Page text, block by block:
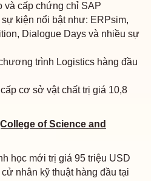
và cấp chứng chỉ SAP
kiện nổi bật như: ERPsim,
Dialogue Days và nhiều sự
trình Logistics hàng đầu
cơ sở vật chất trị giá 10,8
of Science and
học mới trị giá 95 triệu USD
nhân kỹ thuật hàng đầu tại